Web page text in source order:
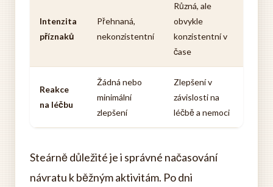
Intenzita
příznaků
Přehnaná,
nekonzistentní
Různá, ale
obvykle
konzistentní v
čase
Reakce
na léčbu
Žádná nebo
minimální
zlepšení
Zlepšení v
závislosti na
léčbě a nemoci
Steárně důležité je i správné načasování
návratu k běžným aktivitám. Po dni